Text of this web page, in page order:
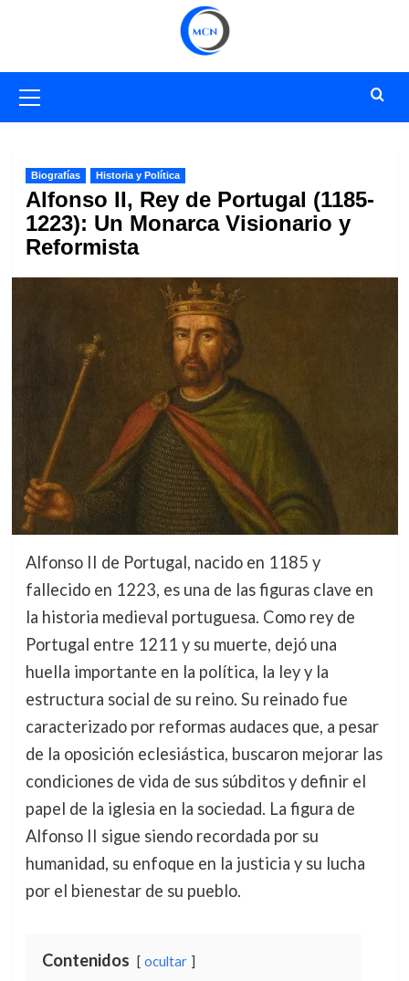
primario
Biografías Historia y Política
Alfonso II, Rey de Portugal (1185-
1223): Un Monarca Visionario y
Reformista
Alfonso II de Portugal, nacido en 1185 y
fallecido en 1223, es una de las figuras clave en
la historia medieval portuguesa. Como rey de
Portugal entre 1211 y su muerte, dejó una
huella importante en la política, la ley y la
estructura social de su reino. Su reinado fue
caracterizado por reformas audaces que, a pesar
de la oposición eclesiástica, buscaron mejorar las
condiciones de vida de sus súbditos y definir el
papel de la iglesia en la sociedad. La figura de
Alfonso II sigue siendo recordada por su
humanidad, su enfoque en la justicia y su lucha
por el bienestar de su pueblo.
Contenidos ocultar